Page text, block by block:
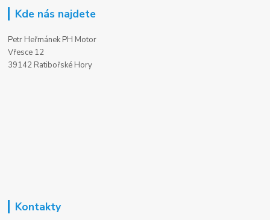
Kde nás najdete
Petr Heřmánek PH Motor
Vřesce 12
39142 Ratibořské Hory
Kontakty